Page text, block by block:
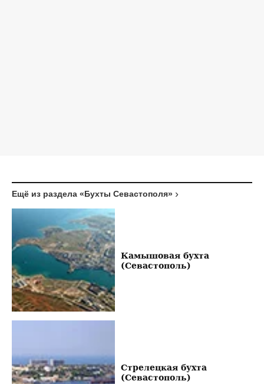
Ещё из раздела «Бухты Севастополя»
Камышовая бухта
(Севастополь)
Стрелецкая бухта
(Севастополь)